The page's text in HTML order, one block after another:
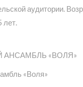
аудитории.
лет.
АНСАМБЛЬ «ВОЛЯ»
«Воля»